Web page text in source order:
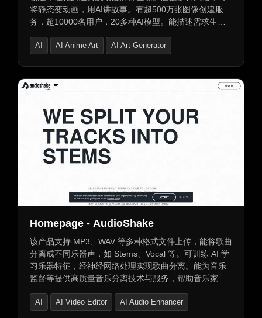
将静态变动画，用AI讲故事。有超500万张图像创建服
务，超10000名用户，20多种AI模型。能描述需求生成
能上传脚部图像动画化。提供多档次订阅计划，可解答
AI AI Anime Art AI Art Generator
Homepage - AudioShake
该产品支持 MP3、WAV 等多种格式文件上传，能将歌曲
分离成不同乐器声，如 Stems、Vocal 等。可训练 AI 学
习乐器特征，经神经网络处理实现歌曲分离。能为音乐
监督等提供高质量音乐分离技术与服务，帮助音乐家获
成声轨分离，还给予音乐编辑处理预告片音乐更多灵活
AI AI Video Editor AI Audio Enhancer